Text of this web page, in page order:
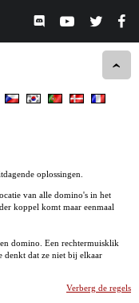
oplossingen.
van alle domino's in het
koppel komt maar eenmaal
domino. Een rechtermuisklik
denkt dat ze niet bij elkaar
Verberg de regels